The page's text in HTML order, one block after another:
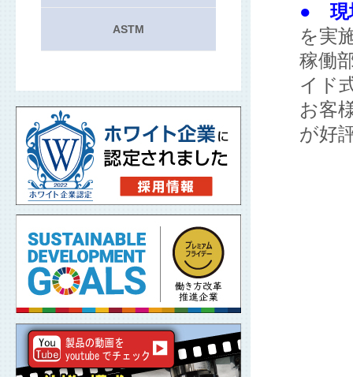
● 現
を実
稼働
イド
お客
が好
ASTM